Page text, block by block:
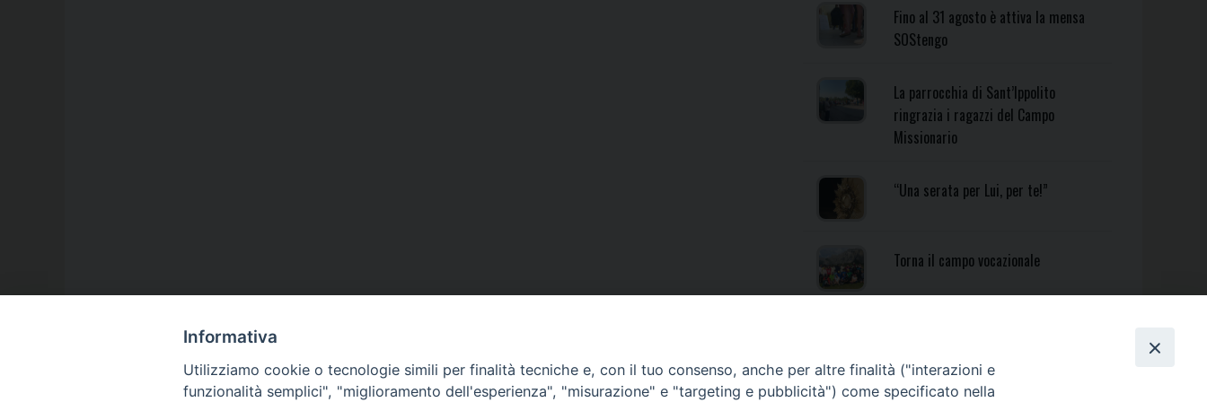
Fino al 31 agosto è attiva la mensa
SOStengo
La parrocchia di Sant’Ippolito
ringrazia i ragazzi del Campo
Missionario
“Una serata per Lui, per te!”
Torna il campo vocazionale
Informativa
Utilizziamo cookie o tecnologie simili per finalità tecniche e, con il tuo consenso, anche per altre finalità ("interazioni e
funzionalità semplici", "miglioramento dell'esperienza", "misurazione" e "targeting e pubblicità") come specificato nella